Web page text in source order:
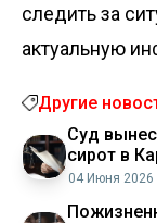
следить за
актуальную
Другие
Суд
сирот в
04 Июня 2026